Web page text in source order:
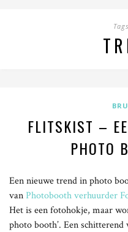
FLITSKIST –
PHOTO
Een nieuwe trend in photo
vanPhotobooth verhuurder
Het is een fotohokje, maar
photo booth’. Een